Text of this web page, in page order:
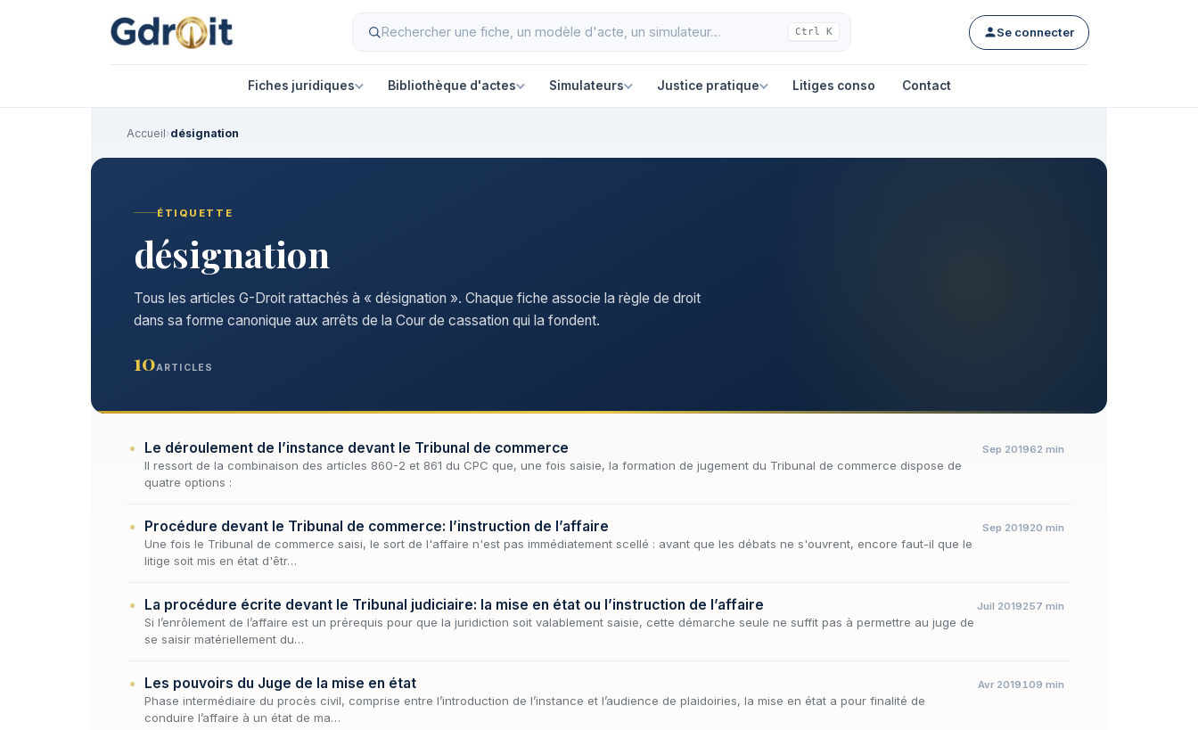
Ctrl K Se connecter
Fiches juridiques Bibliothèque d'actes Simulateurs Justice pratique Litiges conso Contact
Accueil›désignation
ÉTIQUETTE
désignation
Tous les articles G-Droit rattachés à « désignation ». Chaque fiche associe la règle de droit
dans sa forme canonique aux arrêts de la Cour de cassation qui la fondent.
10ARTICLES
Le déroulement de l’instance devant le Tribunal de commerce
Il ressort de la combinaison des articles 860-2 et 861 du CPC que, une fois saisie, la formation de jugement du Tribunal de commerce dispose de
quatre options :
Sep 201962 min
Procédure devant le Tribunal de commerce: l’instruction de l’affaire
Une fois le Tribunal de commerce saisi, le sort de l'affaire n'est pas immédiatement scellé : avant que les débats ne s'ouvrent, encore faut-il que le
litige soit mis en état d'êtr…
Sep 201920 min
La procédure écrite devant le Tribunal judiciaire: la mise en état ou l’instruction de l’affaire
Si l’enrôlement de l’affaire est un prérequis pour que la juridiction soit valablement saisie, cette démarche seule ne suffit pas à permettre au juge de
se saisir matériellement du…
Juil 2019257 min
Les pouvoirs du Juge de la mise en état
Phase intermédiaire du procès civil, comprise entre l’introduction de l’instance et l’audience de plaidoiries, la mise en état a pour finalité de
conduire l’affaire à un état de ma…
Avr 2019109 min